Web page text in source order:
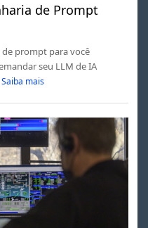
de Prompt
prompt para você
seu LLM de IA
Saiba mais